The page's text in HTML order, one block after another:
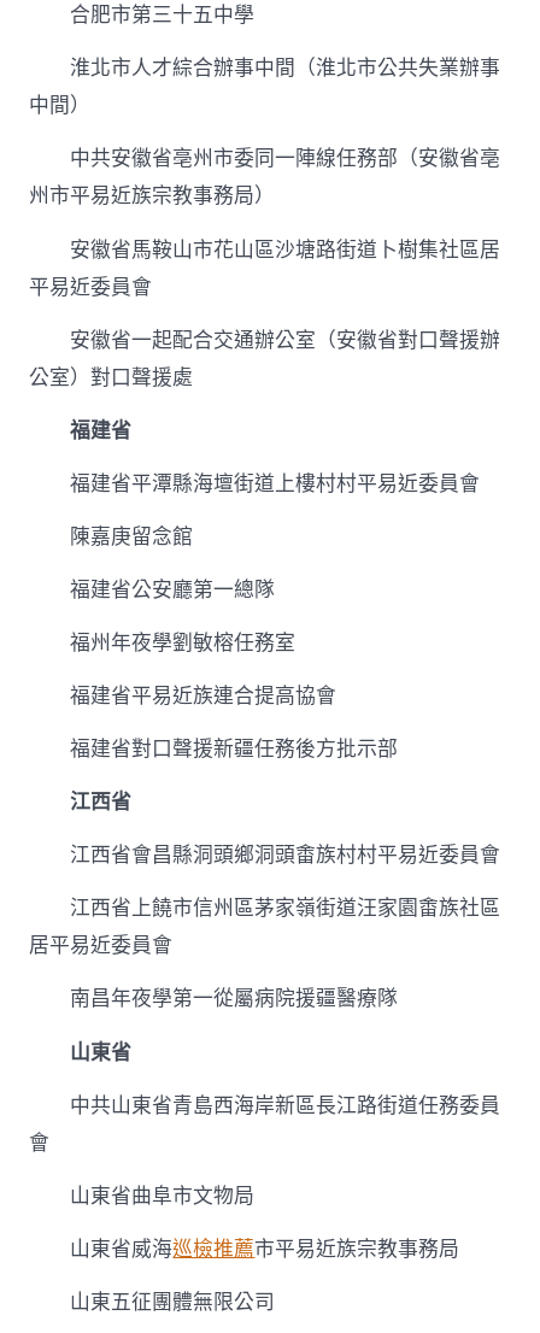
合肥市第三十五中學
淮北市人才綜合辦事中間（淮北市公共失業辦事
中間）
中共安徽省亳州市委同一陣線任務部（安徽省亳
州市平易近族宗教事務局）
安徽省馬鞍山市花山區沙塘路街道卜樹集社區居
平易近委員會
安徽省一起配合交通辦公室（安徽省對口聲援辦
公室）對口聲援處
福建省
福建省平潭縣海壇街道上樓村村平易近委員會
陳嘉庚留念館
福建省公安廳第一總隊
福州年夜學劉敏榕任務室
福建省平易近族連合提高協會
福建省對口聲援新疆任務後方批示部
江西省
江西省會昌縣洞頭鄉洞頭畬族村村平易近委員會
江西省上饒市信州區茅家嶺街道汪家園畬族社區
居平易近委員會
南昌年夜學第一從屬病院援疆醫療隊
山東省
中共山東省青島西海岸新區長江路街道任務委員
會
山東省曲阜市文物局
山東省威海巡檢推薦市平易近族宗教事務局
山東五征團體無限公司